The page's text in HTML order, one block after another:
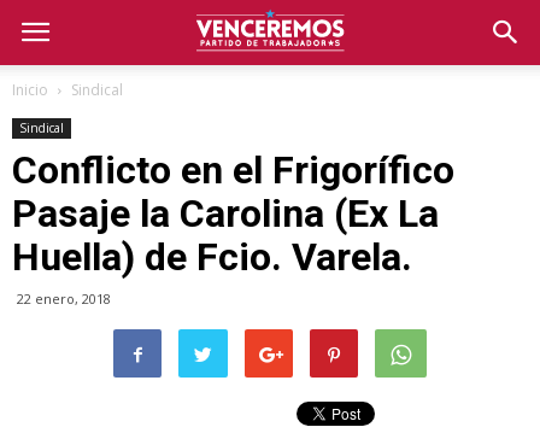
Inicio Sindical
Sindical
Conflicto en el Frigorífico
Pasaje la Carolina (Ex La
Huella) de Fcio. Varela.
22 enero, 2018